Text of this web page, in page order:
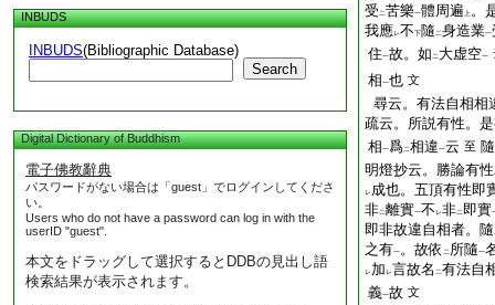
INBUDS
INBUDS(Bibliographic Database)
Search
Digital Dictionary of Buddhism
電子佛教辭典
パスワードがない場合は「guest」でログインしてくださ
い。
Users who do not have a password can log in with the
userID "guest".
本文をドラッグして選択するとDDBの見出し語
検索結果が表示されます。
受 二苦樂一體周遍 上 。
我應レ不下隨 二身造業一
住一故。如 二 大虚空一
相一也 文
尋云。有法自相相
疏云。所説有性。
相一爲二相違一云 至 隨
明燈抄云。勝論有性
レ成也。五頂有性即
非二離實一不 レ非二 即實
即非故違自相者。隨
之有一。故依 二 所隨一
レ加 レ言故名 二有法自
義一故 文